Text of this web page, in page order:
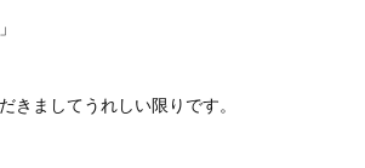
きましてうれしい限りです。